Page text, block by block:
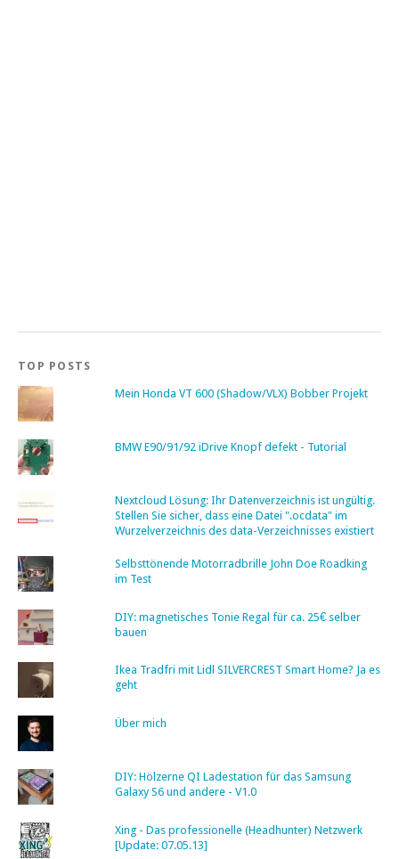
TOP POSTS
Mein Honda VT 600 (Shadow/VLX) Bobber Projekt
BMW E90/91/92 iDrive Knopf defekt - Tutorial
Nextcloud Lösung: Ihr Datenverzeichnis ist ungültig.
Stellen Sie sicher, dass eine Datei ".ocdata" im
Wurzelverzeichnis des data-Verzeichnisses existiert
Selbsttönende Motorradbrille John Doe Roadking
im Test
DIY: magnetisches Tonie Regal für ca. 25€ selber
bauen
Ikea Tradfri mit Lidl SILVERCREST Smart Home? Ja es
geht
Über mich
DIY: Hölzerne QI Ladestation für das Samsung
Galaxy S6 und andere - V1.0
Xing - Das professionelle (Headhunter) Netzwerk
[Update: 07.05.13]